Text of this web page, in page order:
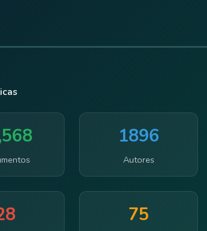
1896
Autores
75